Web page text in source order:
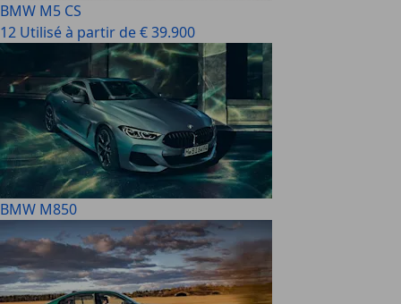
BMW M5 CS
12 Utilisé à partir de € 39.900
BMW M850